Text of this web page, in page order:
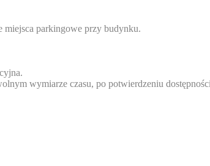
miejsca parkingowe przy budynku.
wymiarze czasu, po potwierdzeniu